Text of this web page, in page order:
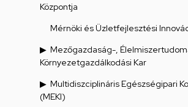
Központja
Mérnöki és Üzletfejlesztési
Mezőgazdaság-,
Környezetgazdálkodási Kar
Multidiszciplináris Egészségipari
(MEKI)